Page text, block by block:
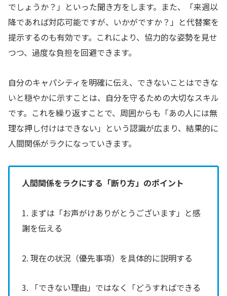
でしょうか？」といった聞き方をします。また、「来週以
降であれば対応可能ですが、いかがですか？」と代替案を
提示するのも有効です。これにより、協力的な姿勢を見せ
つつ、過度な負担を回避できます。
自分のキャパシティを明確に伝え、できないことはできな
いと穏やかに示すことは、自分を守るための大切なスキル
です。これを繰り返すことで、周囲からも「あの人には無
理な押し付けはできない」という認識が広まり、結果的に
人間関係がラクになっていきます。
人間関係をラクにする「断り方」のポイント
1. まずは「お声がけありがとうございます」と感
謝を伝える
2. 現在の状況（優先事項）を具体的に説明する
3. 「できない理由」ではなく「どうすればできる